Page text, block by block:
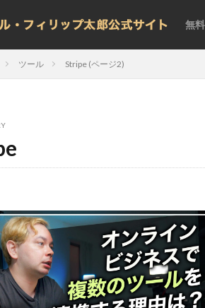
無
ツール Stripe (ページ2)